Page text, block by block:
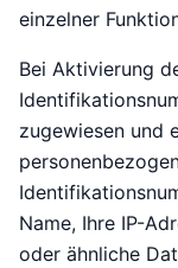
einzelner
Bei Aktivierung
zugewiesen und
Name, Ihre IP-
oder ähnliche